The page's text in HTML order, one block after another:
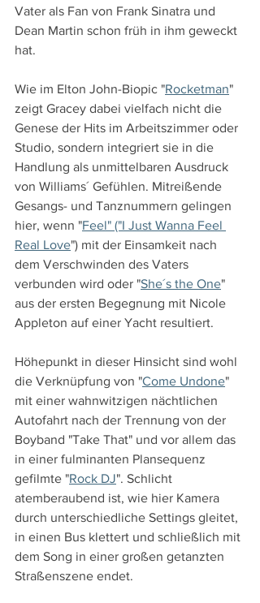
Vater als Fan von Frank Sinatra und
Dean Martin schon früh in ihm geweckt
hat.
Wie im Elton John-Biopic "Rocketman"
zeigt Gracey dabei vielfach nicht die
Genese der Hits im Arbeitszimmer oder
Studio, sondern integriert sie in die
Handlung als unmittelbaren Ausdruck
von Williams´ Gefühlen. Mitreißende
Gesangs- und Tanznummern gelingen
hier, wenn "Feel" ("I Just Wanna Feel
Real Love") mit der Einsamkeit nach
dem Verschwinden des Vaters
verbunden wird oder "She´s the One"
aus der ersten Begegnung mit Nicole
Appleton auf einer Yacht resultiert.
Höhepunkt in dieser Hinsicht sind wohl
die Verknüpfung von "Come Undone"
mit einer wahnwitzigen nächtlichen
Autofahrt nach der Trennung von der
Boyband "Take That" und vor allem das
in einer fulminanten Plansequenz
gefilmte "Rock DJ". Schlicht
atemberaubend ist, wie hier Kamera
durch unterschiedliche Settings gleitet,
in einen Bus klettert und schließlich mit
dem Song in einer großen getanzten
Straßenszene endet.